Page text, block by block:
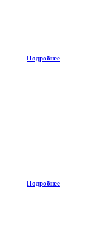
Подробнее
Подробнее